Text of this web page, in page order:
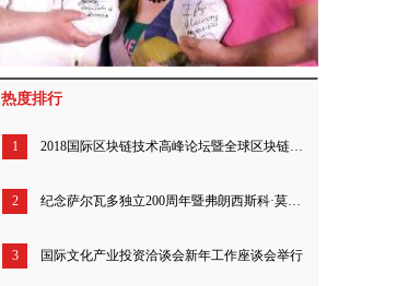
热度排行
1 2018国际区块链技术高峰论坛暨全球区块链爱好者联盟启动仪式成功举行
2 纪念萨尔瓦多独立200周年暨弗朗西斯科·莫拉桑半身像揭幕仪式举行
3 国际文化产业投资洽谈会新年工作座谈会举行